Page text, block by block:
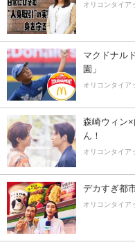
オリコンタイア
マクドナル
園」
オリコンタイア
森崎ウィン×
ん！
オリコンタイア
デカすぎ都
オリコンタイア